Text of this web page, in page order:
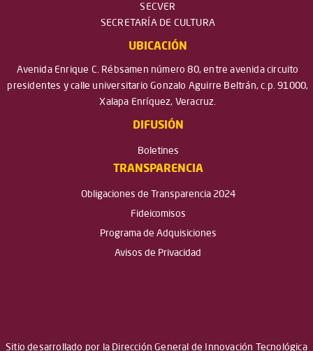
SECVER
SECRETARÍA DE CULTURA
UBICACIÓN
Avenida Enrique C. Rébsamen número 80, entre avenida circuito
presidentes y calle universitario Gonzalo Aguirre Beltrán, c.p. 91000,
Xalapa Enríquez, Veracruz.
DIFUSIÓN
Boletines
TRANSPARENCIA
Obligaciones de Transparencia 2024
Fideicomisos
Programa de Adquisiciones
Avisos de Privacidad
Sitio desarrollado por la Dirección General de Innovación Tecnológica